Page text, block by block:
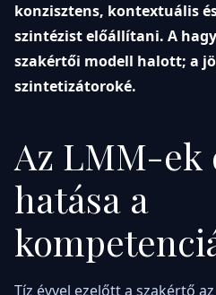
konzisztens, kontextuális
szintézist előállítani. A
szakértői modell halott; a
szintetizátoroké.
Az LMM-
hatása a
Tíz évvel ezelőtt a szakértő